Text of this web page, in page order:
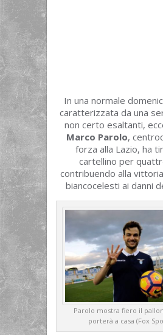
In una normale
caratterizzata da una
non certo esaltanti,
Marco Parolo,
forza alla Lazio, ha
cartellino per
contribuendo alla
biancocelesti ai danni
Parolo mostra fiero il
porterà a casa (Fox